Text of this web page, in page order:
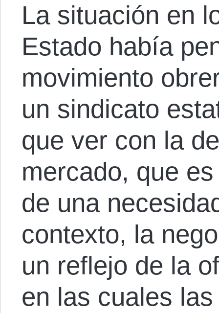
La situación en
Estado había
movimiento
un sindicato
que ver con la
mercado, que
de una
contexto, la
un reflejo de la
en las cuales